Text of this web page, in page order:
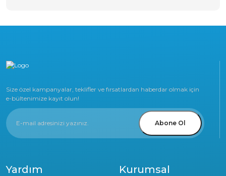
Size özel kampanyalar, teklifler ve fırsatlardan haberdar olmak için
e-bültenimize kayıt olun!
Abone Ol
Kurumsal
Yardım